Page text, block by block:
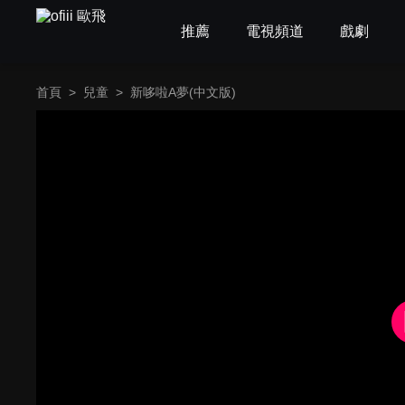
推薦 電視頻道 戲劇
首頁 > 兒童 > 新哆啦A夢(中文版)